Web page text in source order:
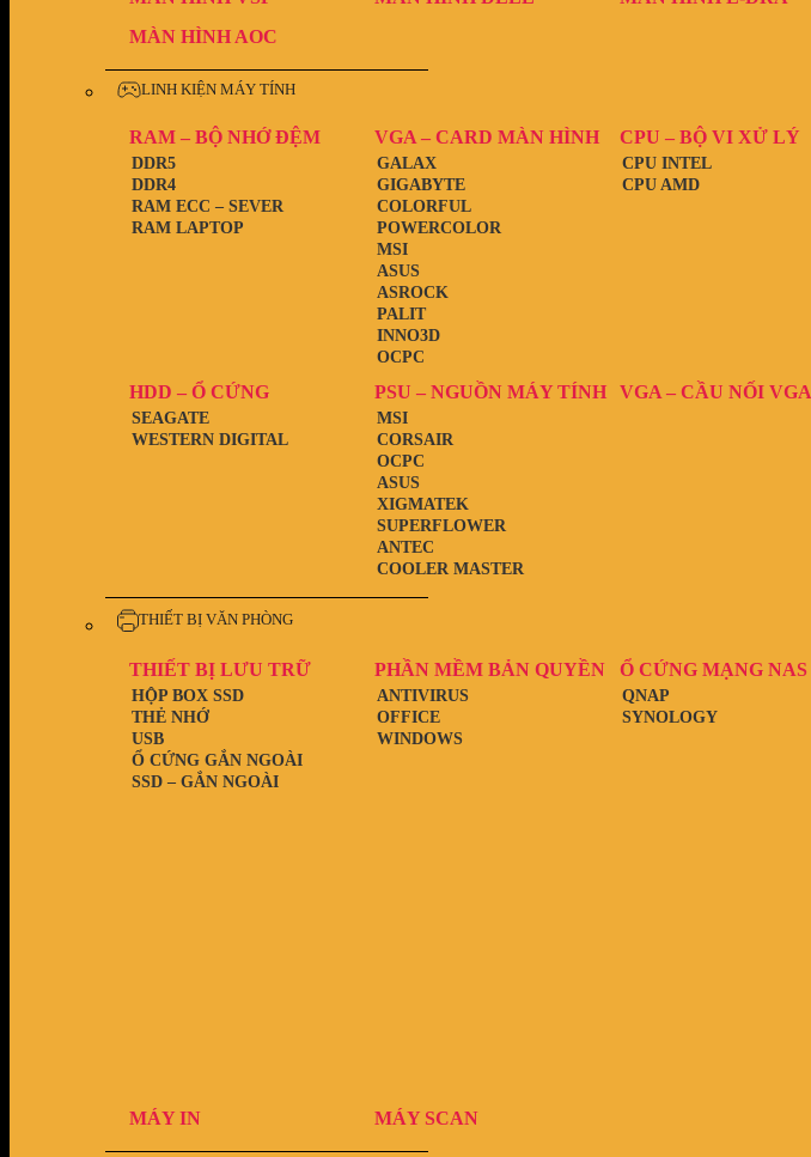
MÀN HÌNH AOC
LINH KIỆN MÁY TÍNH
RAM – BỘ NHỚ ĐỆM
RAM LAPTOP
RAM ECC – SEVER
DDR4
DDR5
VGA – CARD MÀN HÌNH
OCPC
INNO3D
PALIT
ASROCK
ASUS
MSI
POWERCOLOR
COLORFUL
GIGABYTE
GALAX
CPU – BỘ VI XỬ LÝ
CPU AMD
CPU INTEL
HDD – Ổ CỨNG
WESTERN DIGITAL
SEAGATE
PSU – NGUỒN MÁY TÍNH
COOLER MASTER
ANTEC
SUPERFLOWER
XIGMATEK
ASUS
OCPC
CORSAIR
MSI
VGA – CẦU NỐI VGA
THIẾT BỊ VĂN PHÒNG
THIẾT BỊ LƯU TRỮ
SSD – GẮN NGOÀI
Ổ CỨNG GẮN NGOÀI
USB
THẺ NHỚ
HỘP BOX SSD
PHẦN MỀM BẢN QUYỀN
WINDOWS
OFFICE
ANTIVIRUS
Ổ CỨNG MẠNG NAS
SYNOLOGY
QNAP
MÁY IN MÁY SCAN